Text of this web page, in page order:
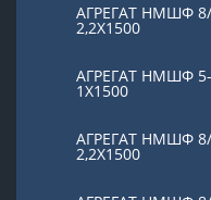
АГРЕГАТ НМШФ
2,2Х1500
АГРЕГАТ НМШФ
1Х1500
АГРЕГАТ НМШФ
2,2Х1500